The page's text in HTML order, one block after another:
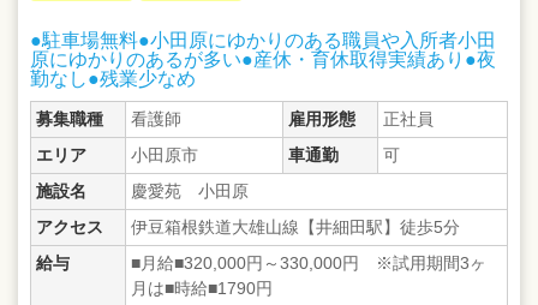
●駐車場無料●小田原にゆかりのある職員や入所者小田
原にゆかりのあるが多い●産休・育休取得実績あり●夜
勤なし●残業少なめ
募集職種 看護師 雇用形態
正社員
エリア
小田原市 車通勤
可
施設名
慶愛苑 小田原
アクセス
伊豆箱根鉄道大雄山線【井細田駅】徒歩5分
給与
■月給■320,000円～330,000円 ※試用期間3ヶ
月は■時給■1790円